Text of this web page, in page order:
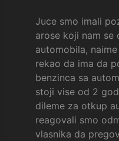
Juce smo imali
arose koji nam
automobila,
rekao da ima da
benzinca sa
stoji vise od 2
dileme za otkup
reagovali smo
vlasnika da